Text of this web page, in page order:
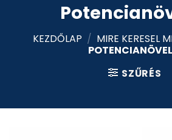
KEZDŐLAP / MIRE KERESEL
SZŰRÉS